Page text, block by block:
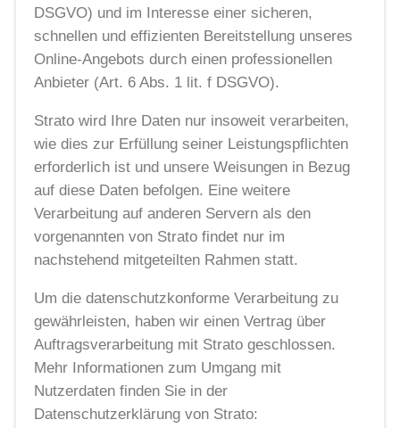
DSGVO) und im Interesse einer sicheren,
schnellen und effizienten Bereitstellung unseres
Online-Angebots durch einen professionellen
Anbieter (Art. 6 Abs. 1 lit. f DSGVO).
Strato wird Ihre Daten nur insoweit verarbeiten,
wie dies zur Erfüllung seiner Leistungspflichten
erforderlich ist und unsere Weisungen in Bezug
auf diese Daten befolgen. Eine weitere
Verarbeitung auf anderen Servern als den
vorgenannten von Strato findet nur im
nachstehend mitgeteilten Rahmen statt.
Um die datenschutzkonforme Verarbeitung zu
gewährleisten, haben wir einen Vertrag über
Auftragsverarbeitung mit Strato geschlossen.
Mehr Informationen zum Umgang mit
Nutzerdaten finden Sie in der
Datenschutzerklärung von Strato: